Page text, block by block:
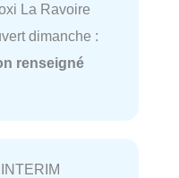
La Ravoire
dimanche :
renseigné